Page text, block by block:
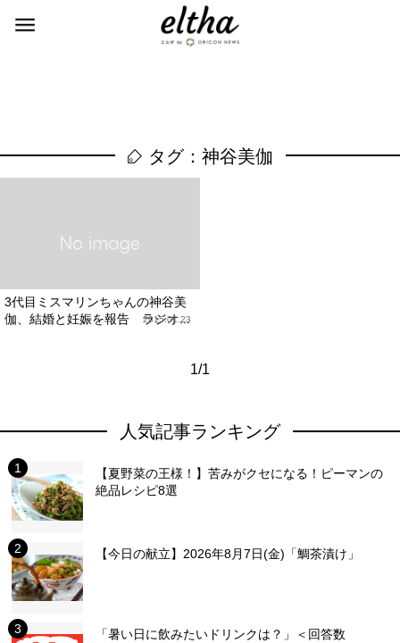
タグ：神谷美伽
3代目ミスマリンちゃんの神谷美
伽、結婚と妊娠を報告 ラジオ...
2015.01.23
1/1
人気記事ランキング
【夏野菜の王様！】苦みがクセになる！ピーマンの
絶品レシピ8選
【今日の献立】2026年8月7日(金)「鯛茶漬け」
「暑い日に飲みたいドリンクは？」＜回答数